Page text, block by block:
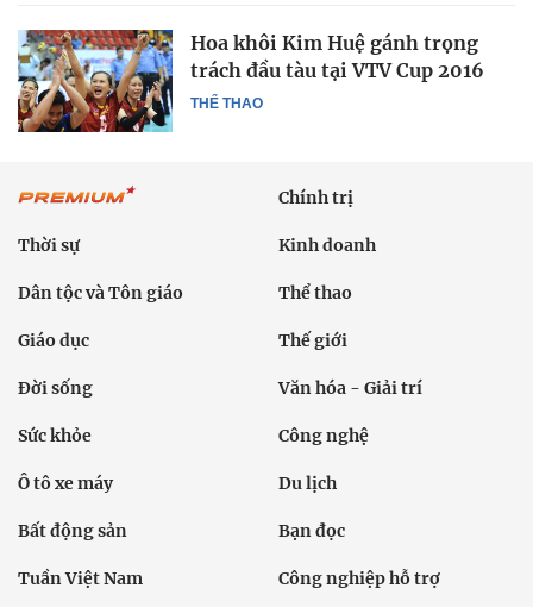
THỂ THAO
Hoa khôi Kim Huệ gánh trọng
trách đầu tàu tại VTV Cup 2016
Chính trị
Thời sự Kinh doanh
Dân tộc và Tôn giáo Thể thao
Giáo dục Thế giới
Đời sống Văn hóa - Giải trí
Sức khỏe Công nghệ
Ô tô xe máy Du lịch
Bất động sản Bạn đọc
Tuần Việt Nam Công nghiệp hỗ trợ